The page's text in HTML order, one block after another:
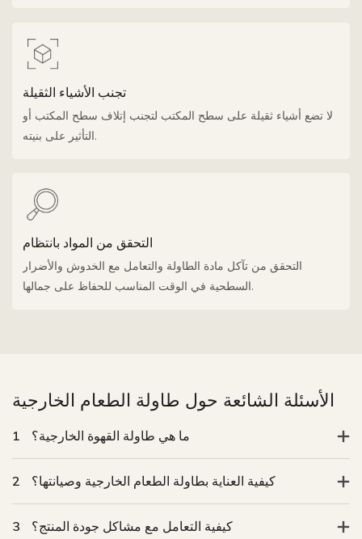
تجنب الأشياء الثقيلة
لا تضع أشياء ثقيلة على سطح المكتب لتجنب إتلاف سطح المكتب أو
التأثير على بنيته.
التحقق من المواد بانتظام
التحقق من تآكل مادة الطاولة والتعامل مع الخدوش والأضرار
السطحية في الوقت المناسب للحفاظ على جمالها.
الأسئلة الشائعة حول طاولة الطعام الخارجية
1 ما هي طاولة القهوة الخارجية؟
2 كيفية العناية بطاولة الطعام الخارجية وصيانتها؟
3 كيفية التعامل مع مشاكل جودة المنتج؟